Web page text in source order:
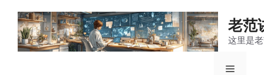
老范
这里是
菜